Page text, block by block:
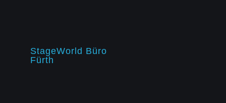
StageWorld Büro
Fürth